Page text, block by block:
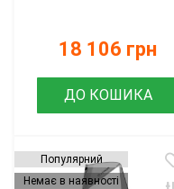
18 106 грн
ДО КОШИКА
Популярний
Немає в наявності